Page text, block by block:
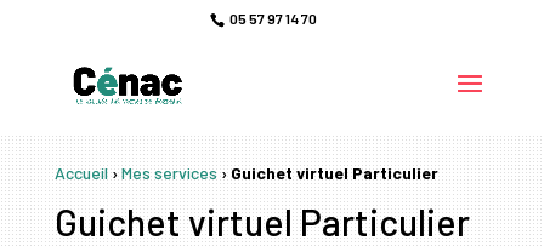
05 57 97 14 70
Accueil›Mes services›Guichet virtuel Particulier
Guichet virtuel Particulier